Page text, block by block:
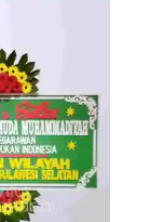
was:
Rp805.000.